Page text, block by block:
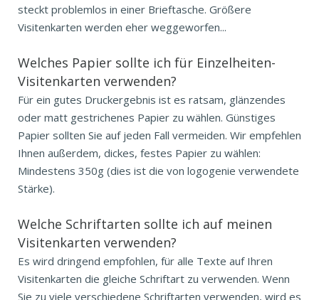
steckt problemlos in einer Brieftasche. Größere
Visitenkarten werden eher weggeworfen...
Welches Papier sollte ich für Einzelheiten-
Visitenkarten verwenden?
Für ein gutes Druckergebnis ist es ratsam, glänzendes
oder matt gestrichenes Papier zu wählen. Günstiges
Papier sollten Sie auf jeden Fall vermeiden. Wir empfehlen
Ihnen außerdem, dickes, festes Papier zu wählen:
Mindestens 350g (dies ist die von logogenie verwendete
Stärke).
Welche Schriftarten sollte ich auf meinen
Visitenkarten verwenden?
Es wird dringend empfohlen, für alle Texte auf Ihren
Visitenkarten die gleiche Schriftart zu verwenden. Wenn
Sie zu viele verschiedene Schriftarten verwenden, wird es